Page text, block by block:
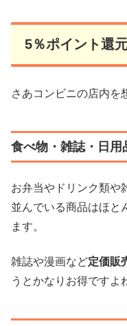
5％ポイント還
さあコンビニの店内を
食べ物・雑誌・日用
お弁当やドリンク類や
並んでいる商品はほと
ます。
雑誌や漫画など定価販
うとかなりお得ですよ